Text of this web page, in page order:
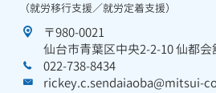
（就労移行支援／就労定着支援）
〒980-0021
仙台市青葉区中央2-2-10 仙都
022-738-8434
rickey.c.sendaiaoba@mitsui-